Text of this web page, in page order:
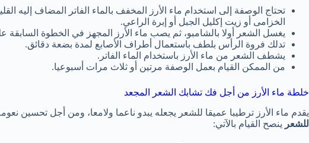
تحتاج الوصفة إلى استخدام ماء الأرز المخفف بالماء الفاتر المضاف
الخزامى أو زيت إكليل الجبل أو إبرة الراعي.
يغسل الشعر أولا بالشامبو، ثم يصب ماء الأرز المجهز في الخطوة السابقة
تدلك فروة الرأس بلطف باستعمال أطراف الأصابع لمدة بضعة دقائق.
يشطف الشعر من ماء الأرز باستخدام الماء الفاتر.
من الممكن القيام بعمل الوصفة مرتين أو ثلاث مرات أسبوعيا.
خلطة ماء الأرز من أجل فك تشابك الشعر المجعد
يقدم ماء الأرز ترطيبا عميقا للشعر يجعله يبدو ناعما ولامعا، ومن أجل تحسين
للشعر ينصح القيام بالآتي: